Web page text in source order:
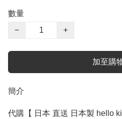
數量
−
+
加至購
簡介
代購【 日本 直送 日本製 hello